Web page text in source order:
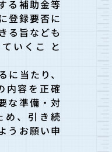
る補助金等
登録要否に
る旨なども
いくこ と
に当たり、
内容を正確
な準備・対
め、引き続
うお願い申